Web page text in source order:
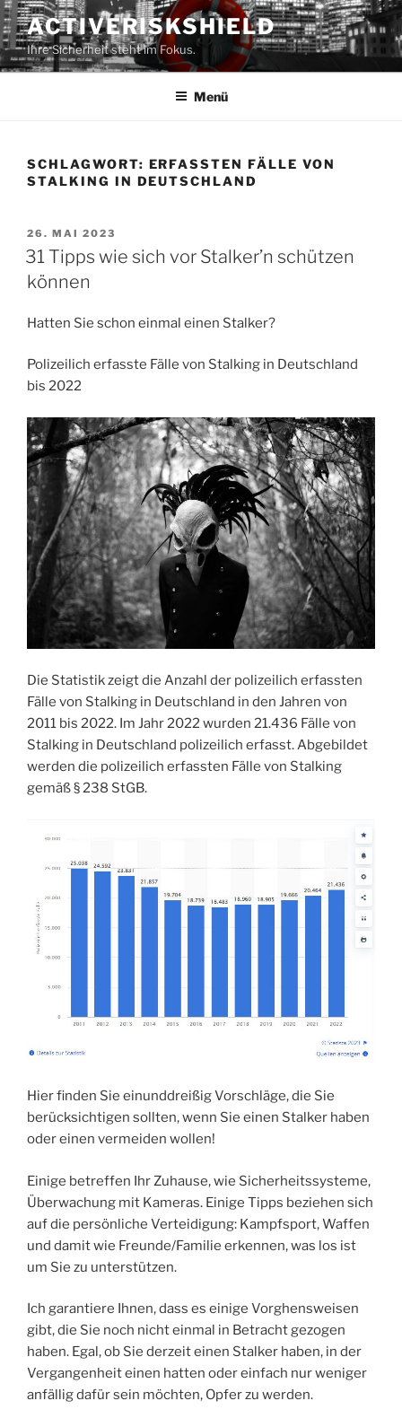
Zum
Inhalt
springen
ACTIVERISKSHIELD
Ihre Sicherheit steht im Fokus.
Menü
SCHLAGWORT: ERFASSTEN FÄLLE VON
STALKING IN DEUTSCHLAND
VERÖFFENTLICHT
AM
26. MAI 2023
31 Tipps wie sich vor Stalker’n schützen
können
Hatten Sie schon einmal einen Stalker?
Polizeilich erfasste Fälle von Stalking in Deutschland
bis 2022
Die Statistik zeigt die Anzahl der polizeilich erfassten
Fälle von Stalking in Deutschland in den Jahren von
2011 bis 2022. Im Jahr 2022 wurden 21.436 Fälle von
Stalking in Deutschland polizeilich erfasst. Abgebildet
werden die polizeilich erfassten Fälle von Stalking
gemäß § 238 StGB.
Hier finden Sie einunddreißig Vorschläge, die Sie
berücksichtigen sollten, wenn Sie einen Stalker haben
oder einen vermeiden wollen!
Einige betreffen Ihr Zuhause, wie Sicherheitssysteme,
Überwachung mit Kameras. Einige Tipps beziehen sich
auf die persönliche Verteidigung: Kampfsport, Waffen
und damit wie Freunde/Familie erkennen, was los ist
um Sie zu unterstützen.
Ich garantiere Ihnen, dass es einige Vorghensweisen
gibt, die Sie noch nicht einmal in Betracht gezogen
haben. Egal, ob Sie derzeit einen Stalker haben, in der
Vergangenheit einen hatten oder einfach nur weniger
anfällig dafür sein möchten, Opfer zu werden.